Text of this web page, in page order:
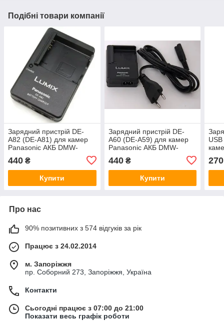
Подібні товари компанії
Зарядний пристрій DE-
A82 (DE-A81) для камер
Panasonic АКБ DMW-
BCJ13, DMW-BCJ13E, BP-
DC10
440 ₴
Купити
Зарядний пристрій DE-
A60 (DE-A59) для камер
Panasonic АКБ DMW-
CGA-S009
440₴
Купити
270
Про нас
90% позитивних з 574 відгуків за рік
Працює з 24.02.2014
м. Запоріжжя
пр. Соборний 273, Запоріжжя, Україна
Контакти
Сьогодні працює з 07:00 до 21:00
Показати весь графік роботи